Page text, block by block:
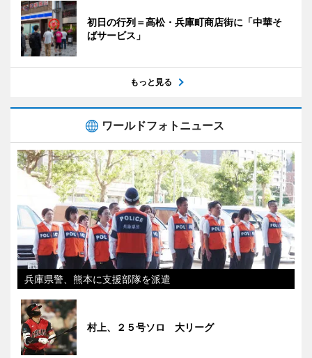
初日の行列＝高松・兵庫町商店街に「中華そ
ばサービス」
もっと見る
ワールドフォトニュース
兵庫県警、熊本に支援部隊を派遣
村上、２５号ソロ 大リーグ